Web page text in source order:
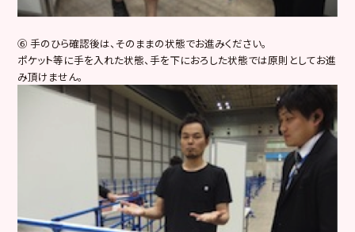
⑥ 手のひら確認後は、そのままの状態でお進みください。
ポケット等に手を入れた状態、手を下におろした状態では原則としてお進
み頂けません。